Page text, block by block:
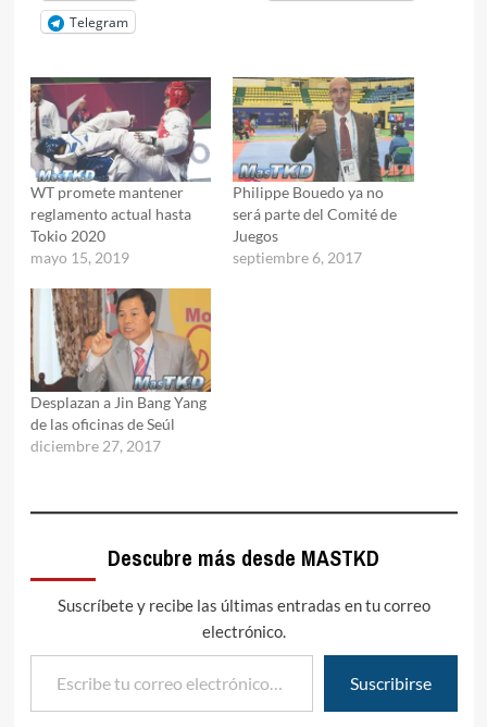
Telegram
WT promete mantener
reglamento actual hasta
Tokio 2020
mayo 15, 2019
Philippe Bouedo ya no
será parte del Comité de
Juegos
septiembre 6, 2017
Desplazan a Jin Bang Yang
de las oficinas de Seúl
diciembre 27, 2017
Descubre más desde MASTKD
Suscríbete y recibe las últimas entradas en tu correo
electrónico.
Escribe tu correo electrónico…
Suscribirse